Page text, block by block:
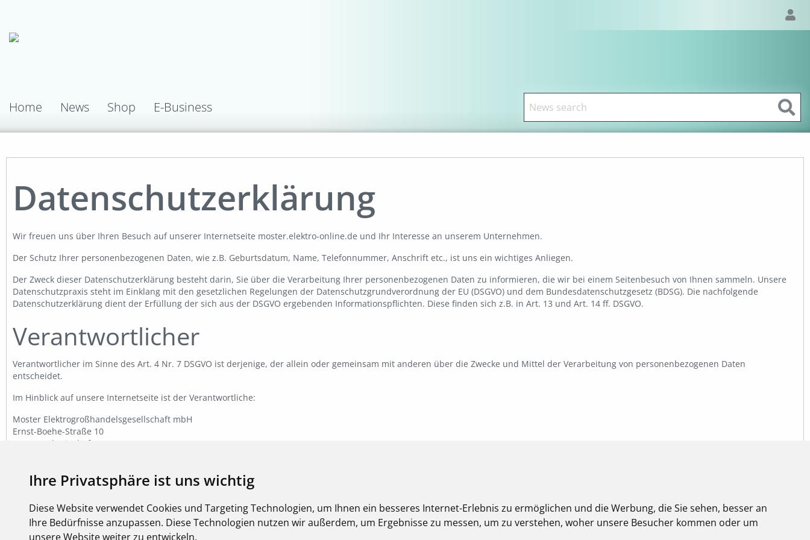
Ihre Privatsphäre ist uns wichtig
Diese Website verwendet Cookies und Targeting Technologien, um Ihnen ein besseres Internet-Erlebnis zu ermöglichen und die Werbung, die Sie sehen, besser an
Ihre Bedürfnisse anzupassen. Diese Technologien nutzen wir außerdem, um Ergebnisse zu messen, um zu verstehen, woher unsere Besucher kommen oder um
unsere Website weiter zu entwickeln.
Home News Shop E-Business
Datenschutzerklärung
Wir freuen uns über Ihren Besuch auf unserer Internetseite moster.elektro-online.de und Ihr Interesse an unserem Unternehmen.
Der Schutz Ihrer personenbezogenen Daten, wie z.B. Geburtsdatum, Name, Telefonnummer, Anschrift etc., ist uns ein wichtiges Anliegen.
Der Zweck dieser Datenschutzerklärung besteht darin, Sie über die Verarbeitung Ihrer personenbezogenen Daten zu informieren, die wir bei einem Seitenbesuch von Ihnen sammeln. Unsere
Datenschutzpraxis steht im Einklang mit den gesetzlichen Regelungen der Datenschutzgrundverordnung der EU (DSGVO) und dem Bundesdatenschutzgesetz (BDSG). Die nachfolgende
Datenschutzerklärung dient der Erfüllung der sich aus der DSGVO ergebenden Informationspflichten. Diese finden sich z.B. in Art. 13 und Art. 14 ff. DSGVO.
Verantwortlicher
Verantwortlicher im Sinne des Art. 4 Nr. 7 DSGVO ist derjenige, der allein oder gemeinsam mit anderen über die Zwecke und Mittel der Verarbeitung von personenbezogenen Daten
entscheidet.
Im Hinblick auf unsere Internetseite ist der Verantwortliche:
Moster Elektrogroßhandelsgesellschaft mbH
Ernst-Boehe-Straße 10
67059 Ludgwigshafen
Tel.: +49 621 59004 0
Kontaktdaten des Datenschutzbeauftragten